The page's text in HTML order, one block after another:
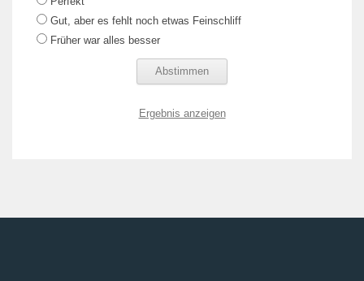
Gut, aber es fehlt noch etwas Feinschliff
Früher war alles besser
Ergebnis anzeigen